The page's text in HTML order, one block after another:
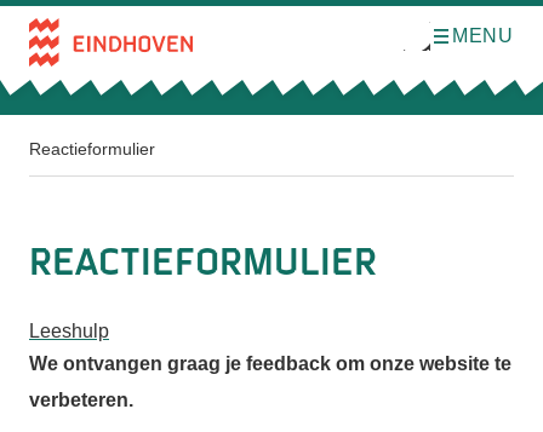
Direct naar de inhoud
O
n
m
MENU
Reactieformulier
Reactieformulier
Leeshulp
We ontvangen graag je feedback om onze website te
verbeteren.